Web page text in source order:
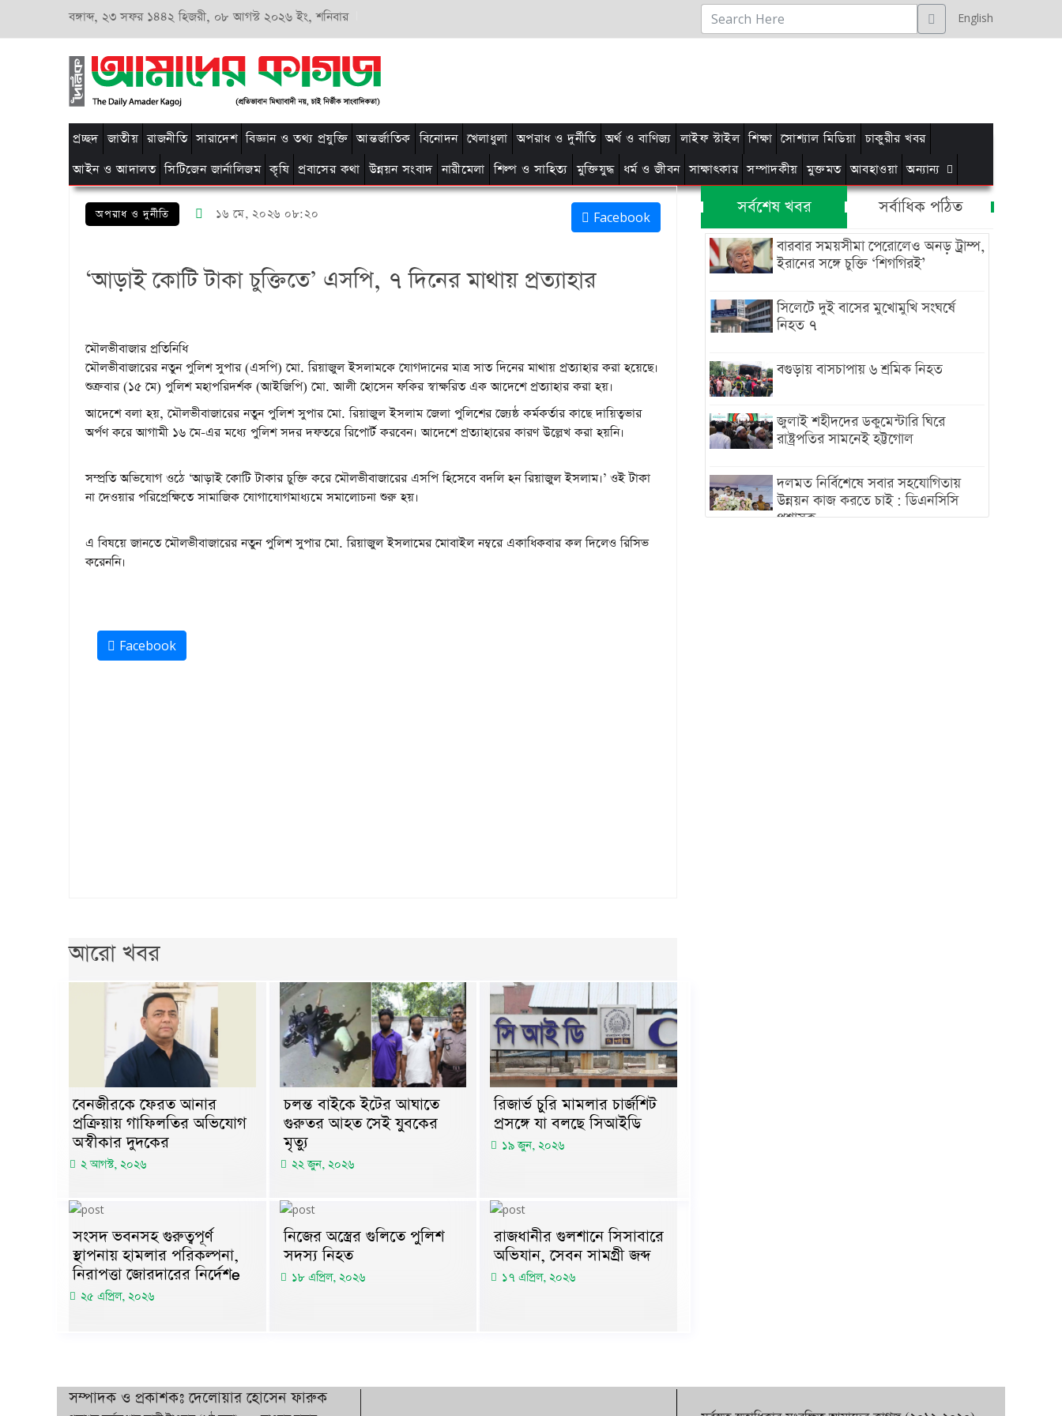
বঙ্গাব্দ, ২৩ সফর ১৪৪২ হিজরী, ০৮ আগস্ট ২০২৬ ইং, শনিবার English
প্রচ্ছদ জাতীয় রাজনীতি সারাদেশ বিজ্ঞান ও তথ্য প্রযুক্তি আন্তর্জাতিক বিনোদন খেলাধুলা অপরাধ ও দুর্নীতি অর্থ ও বাণিজ্য লাইফ স্টাইল শিক্ষা সোশ্যাল মিডিয়া চাকুরীর খবর
আইন ও আদালত সিটিজেন জার্নালিজম কৃষি প্রবাসের কথা উন্নয়ন সংবাদ নারীমেলা শিল্প ও সাহিত্য মুক্তিযুদ্ধ ধর্ম ও জীবন সাক্ষাৎকার সম্পাদকীয় মুক্তমত আবহাওয়া অন্যান্য
অপরাধ ও দুর্নীতি ১৬ মে, ২০২৬ ০৮:২০ Facebook
‘আড়াই কোটি টাকা চুক্তিতে’ এসপি, ৭ দিনের মাথায় প্রত্যাহার
মৌলভীবাজার প্রতিনিধি
মৌলভীবাজারের নতুন পুলিশ সুপার (এসপি) মো. রিয়াজুল ইসলামকে যোগদানের মাত্র সাত দিনের মাথায় প্রত্যাহার করা হয়েছে।
শুক্রবার (১৫ মে) পুলিশ মহাপরিদর্শক (আইজিপি) মো. আলী হোসেন ফকির স্বাক্ষরিত এক আদেশে প্রত্যাহার করা হয়।
আদেশে বলা হয়, মৌলভীবাজারের নতুন পুলিশ সুপার মো. রিয়াজুল ইসলাম জেলা পুলিশের জ্যেষ্ঠ কর্মকর্তার কাছে দায়িত্বভার
অর্পণ করে আগামী ১৬ মে-এর মধ্যে পুলিশ সদর দফতরে রিপোর্ট করবেন। আদেশে প্রত্যাহারের কারণ উল্লেখ করা হয়নি।
সম্প্রতি অভিযোগ ওঠে ‘আড়াই কোটি টাকার চুক্তি করে মৌলভীবাজারের এসপি হিসেবে বদলি হন রিয়াজুল ইসলাম।’ ওই টাকা
না দেওয়ার পরিপ্রেক্ষিতে সামাজিক যোগাযোগমাধ্যমে সমালোচনা শুরু হয়।
এ বিষয়ে জানতে মৌলভীবাজারের নতুন পুলিশ সুপার মো. রিয়াজুল ইসলামের মোবাইল নম্বরে একাধিকবার কল দিলেও রিসিভ
করেননি।
Facebook
আরো খবর
বেনজীরকে ফেরত আনার
প্রক্রিয়ায় গাফিলতির অভিযোগ
অস্বীকার দুদকের
২ আগস্ট, ২০২৬
চলন্ত বাইকে ইটের আঘাতে
গুরুতর আহত সেই যুবকের
মৃত্যু
২২ জুন, ২০২৬
রিজার্ভ চুরি মামলার চার্জশিট
প্রসঙ্গে যা বলছে সিআইডি
১৯ জুন, ২০২৬
সংসদ ভবনসহ গুরুত্বপূর্ণ
স্থাপনায় হামলার পরিকল্পনা,
নিরাপত্তা জোরদারের নির্দেশe
২৫ এপ্রিল, ২০২৬
নিজের অস্ত্রের গুলিতে পুলিশ
সদস্য নিহত
১৮ এপ্রিল, ২০২৬
রাজধানীর গুলশানে সিসাবারে
অভিযান, সেবন সামগ্রী জব্দ
১৭ এপ্রিল, ২০২৬
সর্বশেষ খবর সর্বাধিক পঠিত
বারবার সময়সীমা পেরোলেও অনড় ট্রাম্প,
ইরানের সঙ্গে চুক্তি ‘শিগগিরই’
সিলেটে দুই বাসের মুখোমুখি সংঘর্ষে
নিহত ৭
বগুড়ায় বাসচাপায় ৬ শ্রমিক নিহত
জুলাই শহীদদের ডকুমেন্টারি ঘিরে
রাষ্ট্রপতির সামনেই হট্টগোল
দলমত নির্বিশেষে সবার সহযোগিতায়
উন্নয়ন কাজ করতে চাই : ডিএনসিসি
প্রশাসক
সম্পাদক ও প্রকাশকঃ দেলোয়ার হোসেন ফারুক